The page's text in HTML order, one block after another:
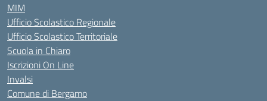
MIM
Ufficio Scolastico Regionale
Ufficio Scolastico Territoriale
Scuola in Chiaro
Iscrizioni On Line
Invalsi
Comune di Bergamo